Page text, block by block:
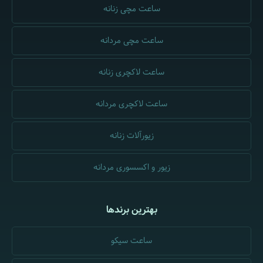
ساعت مچی زنانه
ساعت مچی مردانه
ساعت لاکچری زنانه
ساعت لاکچری مردانه
زیورآلات زنانه
زیور و اکسسوری مردانه
بهترین برندها
ساعت سیکو